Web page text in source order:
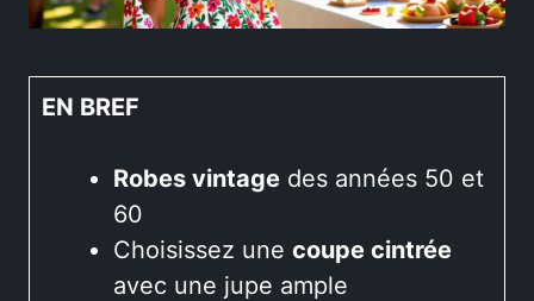
EN BREF
Robes vintage des années 50 et
60
Choisissez une coupe cintrée
avec une jupe ample